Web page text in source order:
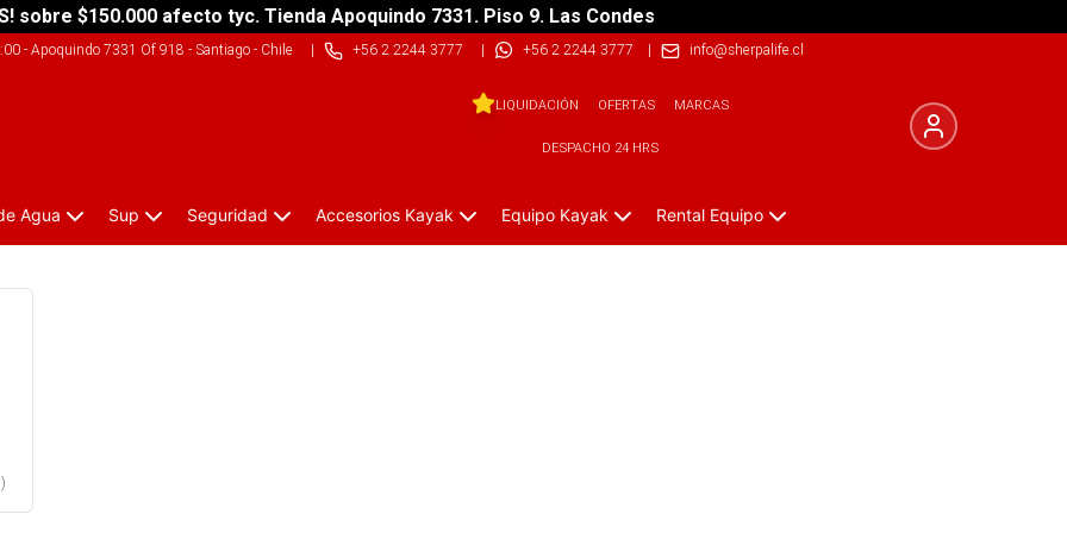
sobre $150.000 afecto tyc. Tienda Apoquindo 7331. Piso 9. Las Condes
- Apoquindo 7331 Of 918 - Santiago - Chile| +56 2 2244 3777 | +56 2 2244 3777 | info@sherpalife.cl
LIQUIDACIÓN OFERTAS MARCAS
DESPACHO 24 HRS
Agua Sup Seguridad Accesorios Kayak Equipo Kayak Rental Equipo
)